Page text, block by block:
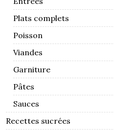
Plats complets
Poisson
Viandes
Garniture
Pâtes
Sauces
Recettes sucrées